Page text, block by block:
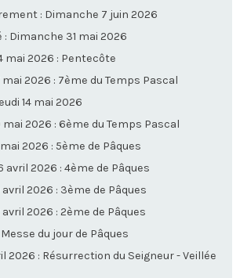
: Dimanche 7 juin 2026
: Dimanche 31 mai 2026
mai 2026 : Pentecôte
mai 2026 : 7ème du Temps Pascal
14 mai 2026
mai 2026 : 6ème du Temps Pascal
2026 : 5ème de Pâques
avril 2026 : 4ème de Pâques
avril 2026 : 3ème de Pâques
2026 : 2ème de Pâques
du jour de Pâques
2026 : Résurrection du Seigneur - Veillée